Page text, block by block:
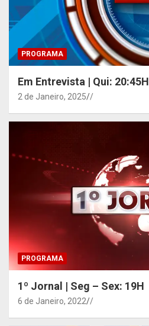
PROGRAMA
Em Entrevista | Qui: 20:45H
2 de Janeiro, 2025 /
PROGRAMA
1º Jornal | Seg – Sex: 19H
6 de Janeiro, 2022 /